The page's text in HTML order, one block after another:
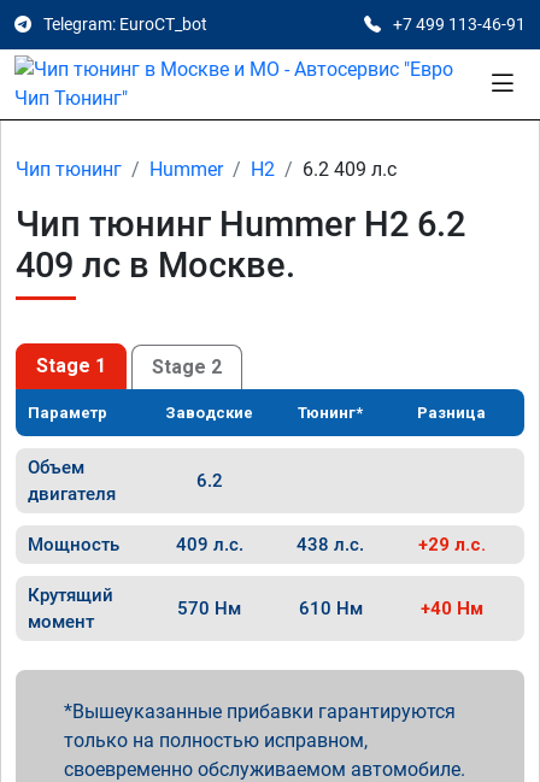
Telegram: EuroCT_bot +7 499 113-46-91
Чип тюнинг Hummer H2 6.2 409 л.с
Чип тюнинг Hummer H2 6.2
409 лс в Москве.
Stage 1 Stage 2
Параметр Заводские Тюнинг* Разница
Объем
двигателя
6.2
Мощность 409 л.с. 438 л.с. +29 л.с.
Крутящий
момент
570 Нм 610 Нм +40 Нм
Вышеуказанные прибавки гарантируются
только на полностью исправном,
своевременно обслуживаемом автомобиле.